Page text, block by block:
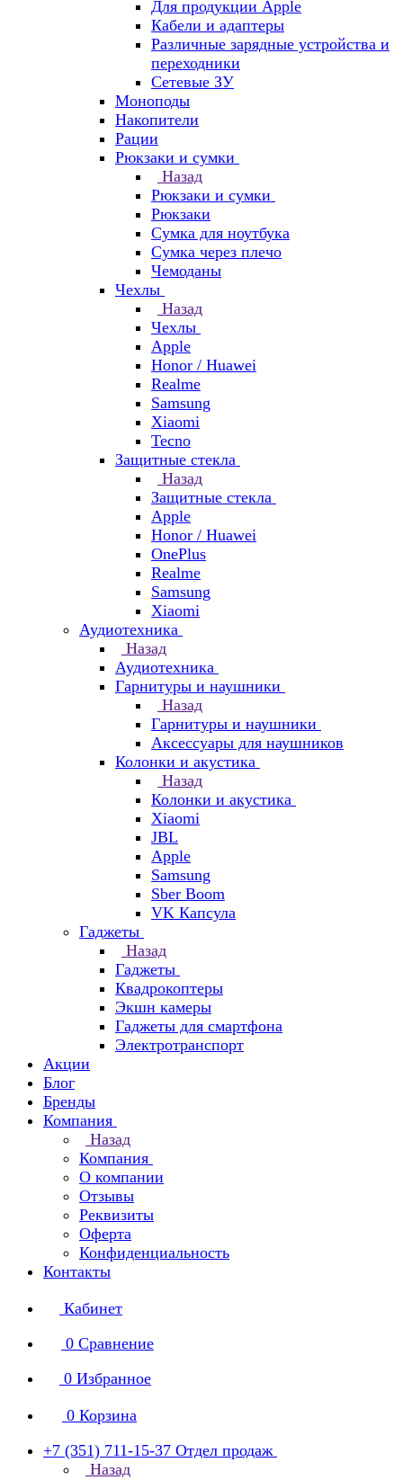
Для продукции Apple
Кабели и адаптеры
Различные зарядные устройства и
переходники
Сетевые ЗУ
Моноподы
Накопители
Рации
Рюкзаки и сумки
Назад
Рюкзаки и сумки
Рюкзаки
Сумка для ноутбука
Сумка через плечо
Чемоданы
Чехлы
Назад
Чехлы
Apple
Honor / Huawei
Realme
Samsung
Xiaomi
Tecno
Защитные стекла
Назад
Защитные стекла
Apple
Honor / Huawei
OnePlus
Realme
Samsung
Xiaomi
Аудиотехника
Назад
Аудиотехника
Гарнитуры и наушники
Назад
Гарнитуры и наушники
Аксессуары для наушников
Колонки и акустика
Назад
Колонки и акустика
Xiaomi
JBL
Apple
Samsung
Sber Boom
VK Капсула
Гаджеты
Назад
Гаджеты
Квадрокоптеры
Экшн камеры
Гаджеты для смартфона
Электротранспорт
Акции
Блог
Бренды
Компания
Назад
Компания
О компании
Отзывы
Реквизиты
Оферта
Конфиденциальность
Контакты
Кабинет
0 Сравнение
0 Избранное
0 Корзина
+7 (351) 711-15-37 Отдел продаж
Назад